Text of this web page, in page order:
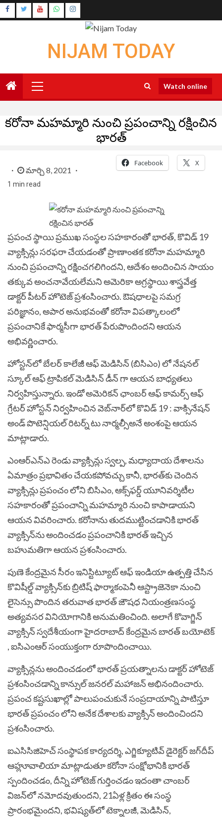
Skip
to
Instagram
NIJAM TODAY
Menu
Watch online
కరోనా మహమ్మారి నుంచి ప్రపంచాన్ని రక్షించిన
భారత్
మార్చి 8, 2021
1 min read
Facebook X
ప్రపంచ స్థాయి ప్రముఖ సంస్థల సహకారంతో భారత్, కొవిడ్ 19
వ్యాక్సిన్లు సరఫరా చేయడంతో ప్రాణాంతక కరోనా మహమ్మారి
నుంచి ప్రపంచాన్ని రక్షించగలిగిందని, ఆదేశం అందించిన సాయం
తక్కువ అంచనావేయలేమని అమెరికా అగ్రస్థాయి శాస్త్రవేత్త
డాక్టర్ పీటర్ హొటెజ్ ప్రశంసించారు. ఔషధాలపై సమగ్ర
పరిజ్ఞానం, అపార అనుభవంతో కరోనా విపత్కాలంలో
ప్రపంచానికే ఫార్మసీగా భారత్ పేరుపొందిందని ఆయన
అభివర్ణించారు.
హోస్టన్‌లో బేలర్ కాలేజీ ఆఫ్ మెడిసిన్ (బిసిఎం) లో నేషనల్
స్కూల్ ఆఫ్ ట్రాపికల్ మెడిసిన్ డీన్ గా ఆయన బాధ్యతలు
నిర్వహిస్తున్నారు. ఇండో అమెరికన్ ఛాంబర్ ఆఫ్ కామర్స్ ఆఫ్
గ్రేటర్ హోస్టన్ నిర్వహించిన వెబ్‌నార్‌లో కొవిడ్ 19 : వాక్సినేషన్
అండ్ పొటెన్షియల్ రిటర్న్ టు నార్మల్సీఅనే అంశంపై ఆయన
మాట్లాడారు.
ఎంఆర్‌ఎన్‌ఎ రెండు వ్యాక్సిన్లు స్వల్ప, మధ్యాదాయ దేశాలను
ఏమాత్రం ప్రభావితం చేయకపోవచ్చు కానీ, భారత్‌కు చెందిన
వ్యాక్సిన్లు ప్రపంచం లోని బిసిఎం, ఆక్స్‌ఫర్డ్ యూనివర్శిటీల
సహకారంతో ప్రపంచాన్ని మహమ్మారి నుంచి కాపాడాయని
ఆయన వివరించారు. కరోనాను తుదముట్టించడానికి భారత్
వ్యాక్సిన్‌ను అందించడం ప్రపంచానికి భారత్ ఇచ్చిన
బహుమతిగా ఆయన ప్రశంసించారు.
పుణె కేంద్రమైన సీరం ఇనిస్టిట్యూట్ ఆఫ్ ఇండియా ఉత్పత్తి చేసిన
కొవిషీల్డ్ వ్యాక్సిన్‌కు బ్రిటిష్ ఫార్మాకంపెనీ ఆస్ట్రాజెనెకా నుంచి
లైసెన్సు పొందిన తరువాత భారత్ జౌషధ నియంత్రణసంస్థ
అత్యవసర వినియోగానికి అనుమతించింది. అలాగే కొవాగ్జిన్
వ్యాక్సిన్ స్వదేశీయంగా హైదరాబాద్ కేంద్రమైన బారత్ బయోటెక్
, ఐసిఎంఆర్ సంయుక్తంగా రూపొందించాయి.
వ్యాక్సిన్లను అందించడంలో భారత్ ప్రయత్నాలను డాక్టర్ హోటెజ్
ప్రశంసించడాన్ని కాన్సుల్ జనరల్ మహాజన్ అభినందించారు.
ప్రపంచ కష్టసుఖాల్లో పాలుపంచుకునే సంప్రదాయాన్ని పాటిస్తూ
భారత్ ప్రపంచం లోని అనేక దేశాలకు వ్యాక్సిన్ అందించిందని
ప్రశంసించారు.
ఐఎసిసిజిహెచ్ సంస్థాపక కార్యదర్శి, ఎగ్జిక్యూటివ్ డైరెక్టర్ జగ్‌దీప్
ఆహ్లూవాలియా మాట్లాడుతూ కరోనా సంక్షోభానికి భారత్
స్పందించడం, దీన్ని హోటెజ్ గుర్తించడం ఇదంతా చాంబర్
విజన్‌లో నమోదవుతుందని, 21ఏళ్ల క్రితం ఈ సంస్థ
ప్రారంభమైందని, భవిష్యత్‌లో టెక్నాలజీ, మెడిసిన్,